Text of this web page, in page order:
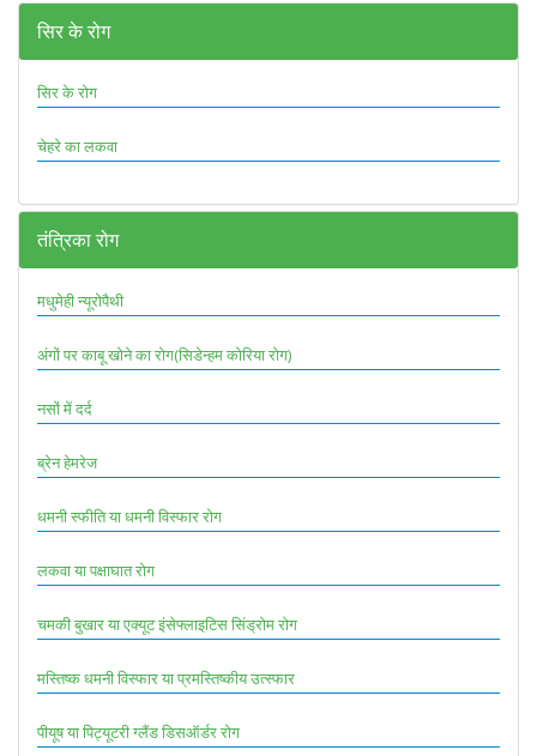
सिर के रोग
सिर के रोग
चेहरे का लकवा
तंत्रिका रोग
मधुमेही न्यूरोपैथी
अंगों पर काबू खोने का रोग(सिडेन्हम कोरिया रोग)
नसों में दर्द
ब्रेन हेमरेज
धमनी स्फीति या धमनी विस्फार रोग
लकवा या पक्षाघात रोग
चमकी बुखार या एक्यूट इंसेफ्लाइटिस सिंड्रोम रोग
मस्तिष्क धमनी विस्फार या प्रमस्तिष्कीय उत्स्फार
पीयूष या पिट्यूटरी ग्लैंड डिसऑर्डर रोग